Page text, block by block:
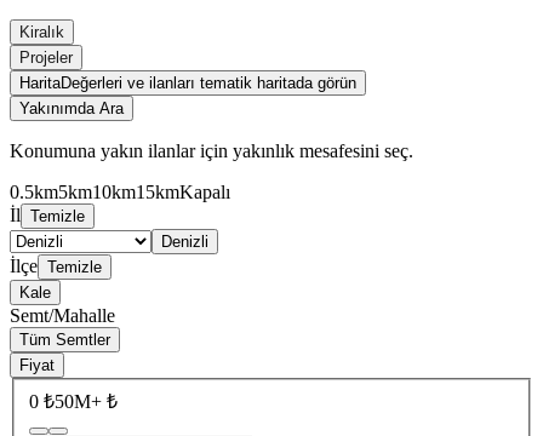
Kiralık
Projeler
HaritaDeğerleri ve ilanları tematik haritada görün
Yakınımda Ara
Konumuna yakın ilanlar için yakınlık mesafesini seç.
0.5km5km10km15kmKapalı
İl Temizle
Denizli
İlçe Temizle
Kale
Semt/Mahalle
Tüm Semtler
Fiyat
0 ₺50M+ ₺